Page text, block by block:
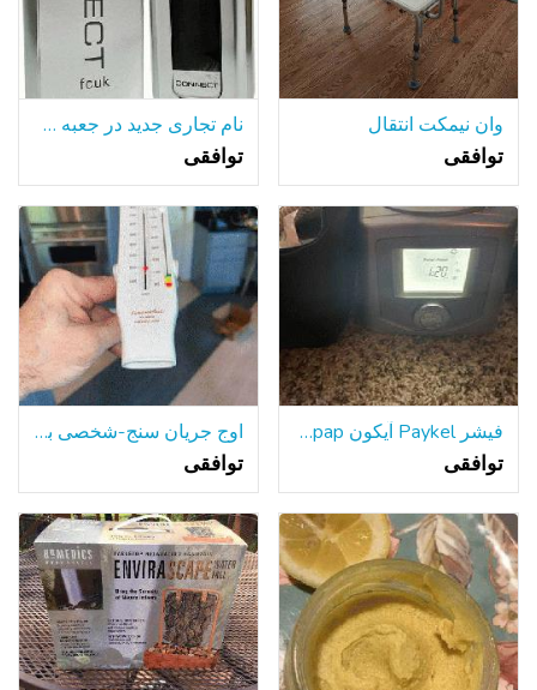
وان نیمکت انتقال
توافقی
نام تجاری جدید در جعبه FCUK کلن
توافقی
فیشر Paykel آیکون Cpap ماشین
توافقی
اوج جریان سنج-شخصی بهترین-جدید
توافقی